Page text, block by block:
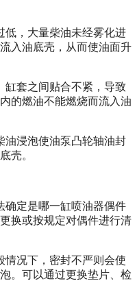
低，大量柴油未经雾化进
入油底壳，从而使油面升
缸套之间贴合不紧，导致
的燃油不能燃烧而流入油
油浸泡使油泵凸轮轴油封
壳。
确定是哪一缸喷油器偶件
换或按规定对偶件进行清
情况下，密封不严则会使
。可以通过更换垫片、检